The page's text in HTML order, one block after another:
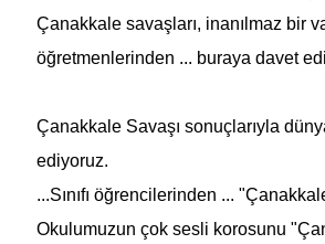
Çanakkale savaşları, inanılmaz bir
öğretmenlerinden ... buraya davet
Çanakkale Savaşı sonuçlarıyla
ediyoruz.
...Sınıfı öğrencilerinden ...
Okulumuzun çok sesli korosunu